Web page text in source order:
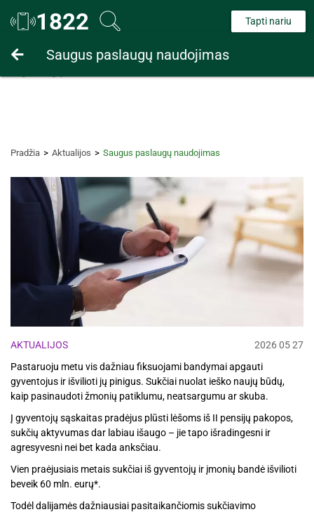
1822 Tapti nariu
Fiziniams asmenims
Juridiniams asmenims
Saugus paslaugų naudojimas
Pradžia Aktualijos Saugus paslaugų naudojimas
AKTUALIJOS
2026 05 27
Pastaruoju metu vis dažniau fiksuojami bandymai apgauti
gyventojus ir išvilioti jų pinigus. Sukčiai nuolat ieško naujų būdų,
kaip pasinaudoti žmonių patiklumu, neatsargumu ar skuba.
Į gyventojų sąskaitas pradėjus plūsti lėšoms iš II pensijų pakopos,
sukčių aktyvumas dar labiau išaugo – jie tapo išradingesni ir
agresyvesni nei bet kada anksčiau.
Vien praėjusiais metais sukčiai iš gyventojų ir įmonių bandė išvilioti
beveik 60 mln. eurų*.
Todėl dalijamės dažniausiai pasitaikančiomis sukčiavimo